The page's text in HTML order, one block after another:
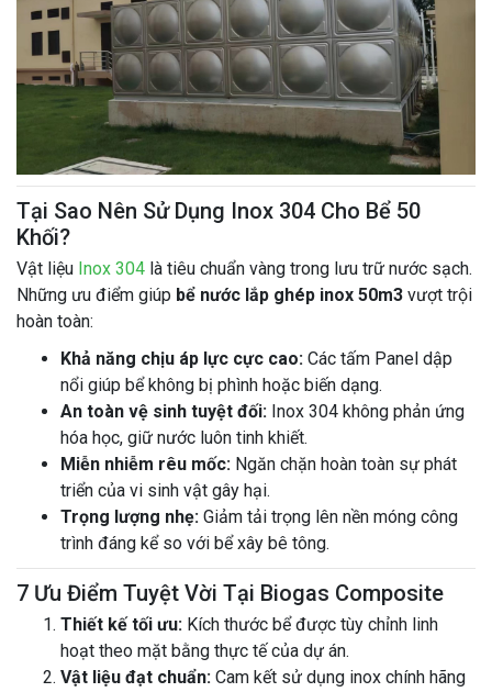
Tại Sao Nên Sử Dụng Inox 304 Cho Bể 50
Khối?
Vật liệu Inox 304 là tiêu chuẩn vàng trong lưu trữ nước sạch.
Những ưu điểm giúp bể nước lắp ghép inox 50m3 vượt trội
hoàn toàn:
Khả năng chịu áp lực cực cao: Các tấm Panel dập
nổi giúp bể không bị phình hoặc biến dạng.
An toàn vệ sinh tuyệt đối: Inox 304 không phản ứng
hóa học, giữ nước luôn tinh khiết.
Miễn nhiễm rêu mốc: Ngăn chặn hoàn toàn sự phát
triển của vi sinh vật gây hại.
Trọng lượng nhẹ: Giảm tải trọng lên nền móng công
trình đáng kể so với bể xây bê tông.
7 Ưu Điểm Tuyệt Vời Tại Biogas Composite
Thiết kế tối ưu: Kích thước bể được tùy chỉnh linh
hoạt theo mặt bằng thực tế của dự án.
Vật liệu đạt chuẩn: Cam kết sử dụng inox chính hãng